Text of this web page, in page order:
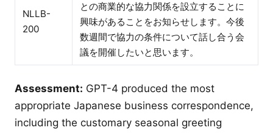
NLLB-
200
との商業的な協力関係を設立することに
興味があることをお知らせします。今後
数週間で協力の条件について話し合う会
議を開催したいと思います。
Assessment: GPT-4 produced the most
appropriate Japanese business correspondence,
including the customary seasonal greeting